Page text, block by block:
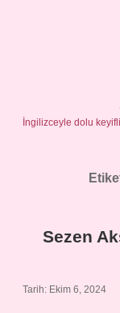
İngilizceyle dolu
Sezen
Tarih: Ekim 6, 2024